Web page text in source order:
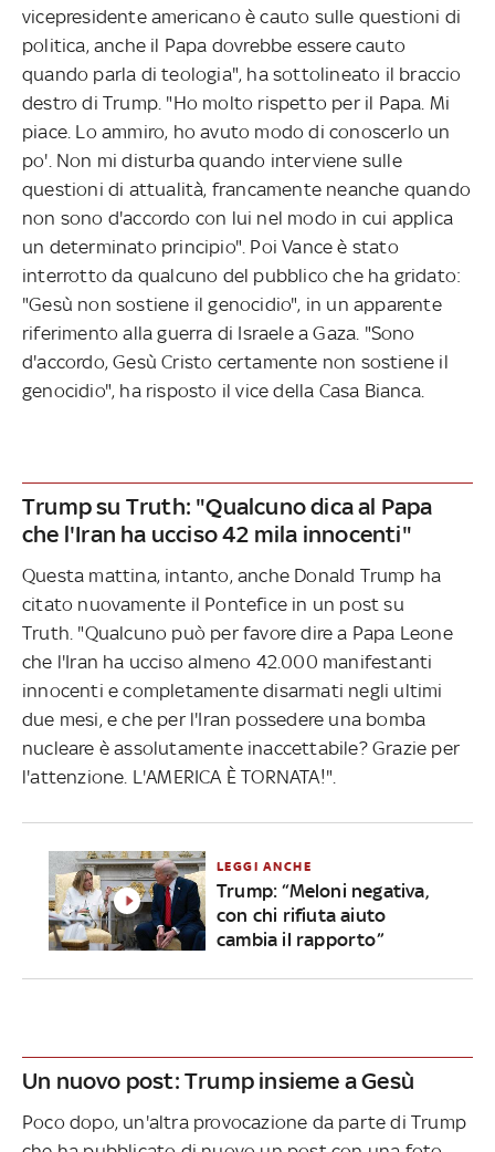
vicepresidente americano è cauto sulle questioni di
politica, anche il Papa dovrebbe essere cauto
quando parla di teologia", ha sottolineato il braccio
destro di Trump. "Ho molto rispetto per il Papa. Mi
piace. Lo ammiro, ho avuto modo di conoscerlo un
po'. Non mi disturba quando interviene sulle
questioni di attualità, francamente neanche quando
non sono d'accordo con lui nel modo in cui applica
un determinato principio". Poi Vance è stato
interrotto da qualcuno del pubblico che ha gridato:
"Gesù non sostiene il genocidio", in un apparente
riferimento alla guerra di Israele a Gaza. "Sono
d'accordo, Gesù Cristo certamente non sostiene il
genocidio", ha risposto il vice della Casa Bianca.
Trump su Truth: "Qualcuno dica al Papa
che l'Iran ha ucciso 42 mila innocenti"
Questa mattina, intanto, anche Donald Trump ha
citato nuovamente il Pontefice in un post su
Truth. "Qualcuno può per favore dire a Papa Leone
che l'Iran ha ucciso almeno 42.000 manifestanti
innocenti e completamente disarmati negli ultimi
due mesi, e che per l'Iran possedere una bomba
nucleare è assolutamente inaccettabile? Grazie per
l'attenzione. L'AMERICA È TORNATA!".
LEGGI ANCHE
Trump: “Meloni negativa,
con chi rifiuta aiuto
cambia il rapporto”
Un nuovo post: Trump insieme a Gesù
Poco dopo, un'altra provocazione da parte di Trump